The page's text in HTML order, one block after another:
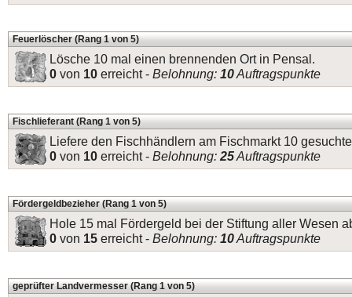
Feuerlöscher (Rang 1 von 5)
Lösche 10 mal einen brennenden Ort in Pensal.
0 von 10 erreicht - Belohnung: 10Auftragspunkte
Fischlieferant (Rang 1 von 5)
Liefere den Fischhändlern am Fischmarkt 10
0 von 10 erreicht - Belohnung: 25Auftragspunkte
Fördergeldbezieher (Rang 1 von 5)
Hole 15 mal Fördergeld bei der Stiftung aller Wesen
0 von 15 erreicht - Belohnung: 10Auftragspunkte
geprüfter Landvermesser (Rang 1 von 5)